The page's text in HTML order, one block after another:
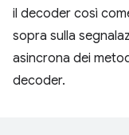
il decoder così
sopra sulla
asincrona dei
decoder.